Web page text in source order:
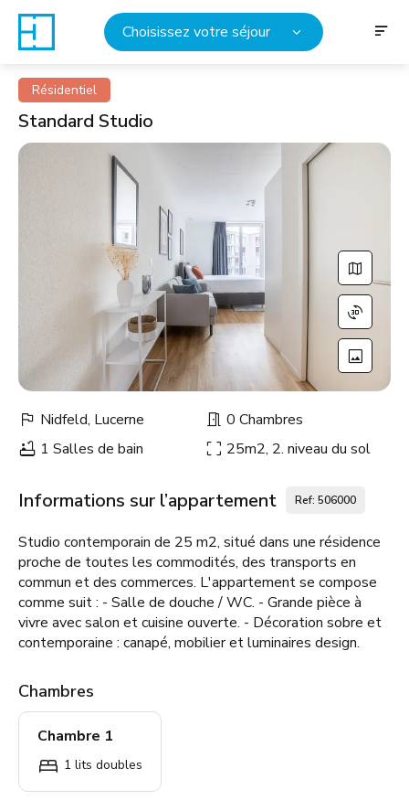
Choisissez votre séjour
Résidentiel
Standard Studio
Nidfeld, Lucerne
0 Chambres
1 Salles de bain
25m2, 2. niveau du sol
Informations sur l’appartement Ref: 506000
Studio contemporain de 25 m2, situé dans une résidence
proche de toutes les commodités, des transports en
commun et des commerces. L'appartement se compose
comme suit : - Salle de douche / WC. - Grande pièce à
vivre avec salon et cuisine ouverte. - Décoration sobre et
contemporaine : canapé, mobilier et luminaires design.
Chambres
Chambre 1
1 lits doubles